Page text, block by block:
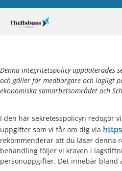
Denna integritetspolicy uppdaterades
och gäller för medborgare och lagligt
ekonomiska samarbetsområdet och
I den här sekretesspolicyn redogör
uppgifter som vi får om dig via
rekommenderar att du läser denna
behandling följer vi kraven i
personuppgifter. Det innebär bland